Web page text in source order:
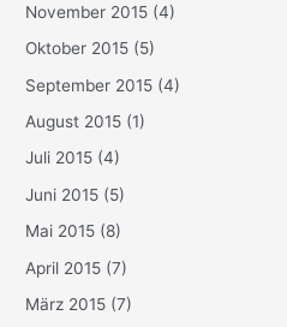
November 2015 (4)
Oktober 2015 (5)
September 2015 (4)
August 2015 (1)
Juli 2015 (4)
Juni 2015 (5)
Mai 2015 (8)
April 2015 (7)
März 2015 (7)